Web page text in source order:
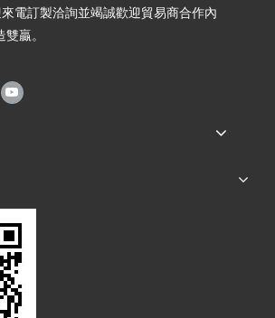
電訂製洽詢並竭誠歡迎貿易商合作內
贏。